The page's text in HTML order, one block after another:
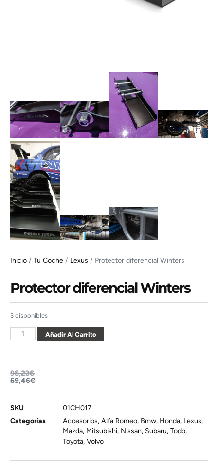
Inicio /Tu Coche / Lexus / Protector diferencial Winters
Protector diferencial Winters
3 disponibles
Añadir Al Carrito
98,23€
69,46€
SKU
01CH017
Categorías
Accesorios,Alfa Romeo, Bmw, Honda, Lexus,
Mazda, Mitsubishi, Nissan, Subaru,Todo,
Toyota,Volvo